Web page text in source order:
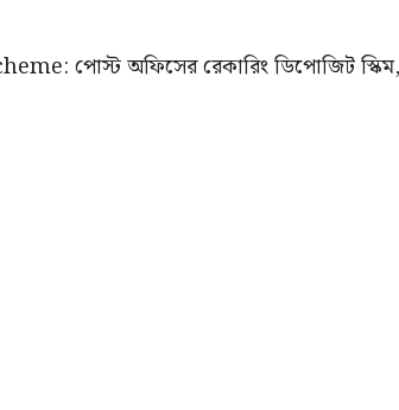
পোস্ট অফিসের রেকারিং ডিপোজিট